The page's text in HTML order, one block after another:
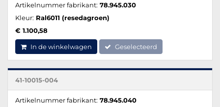
Artikelnummer fabrikant: 78.945.030
Kleur: Ral6011 (resedagroen)
€ 1.100,58
In de winkelwagen Geselecteerd
41-10015-004
Artikelnummer fabrikant: 78.945.040